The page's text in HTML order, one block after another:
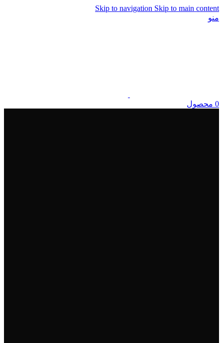
Skip to navigation Skip to main content
منو
0 محصول